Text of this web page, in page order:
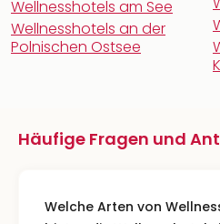
Wellnesshotels am See
Wellnesshotels an der
Polnischen Ostsee
Häufige Fragen und
Welche Arten von